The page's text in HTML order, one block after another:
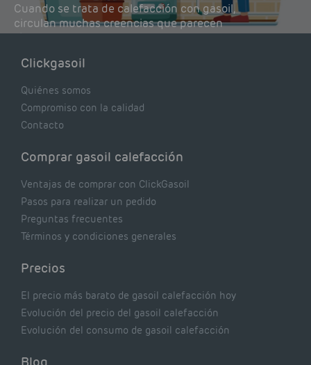
Cuando se trata de calefacción con gasoil,
circulan muchas creencias que parecen
lógicas pero que, en realidad, pueden estar
de tu caldera. Pocas se contrastan con lo que
Clickgasoil
Quiénes somos
Compromiso con la calidad
Contacto
Comprar gasoil calefacción
Ventajas de comprar con ClickGasoil
Pasos para realizar un pedido
Preguntas frecuentes
Términos y condiciones generales
Precios
El precio más barato de gasoil calefacción hoy
Evolución del precio del gasoil calefacción
Evolución del consumo de gasoil calefacción
Blog